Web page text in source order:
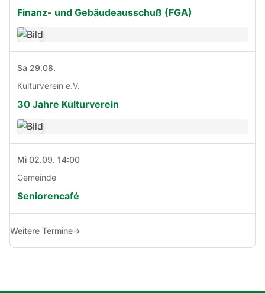
Finanz- und Gebäudeausschuß (FGA)
Sa 29.08.
Kulturverein e.V.
30 Jahre Kulturverein
Mi 02.09. 14:00
Gemeinde
Seniorencafé
Weitere Termine→